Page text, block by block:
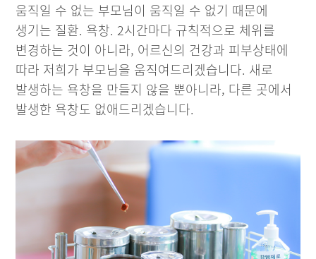
움직일 수 없는 부모님이 움직일 수 없기 때문에
생기는 질환. 욕창. 2시간마다 규칙적으로 체위를
변경하는 것이 아니라, 어르신의 건강과 피부상태에
따라 저희가 부모님을 움직여드리겠습니다. 새로
발생하는 욕창을 만들지 않을 뿐아니라, 다른 곳에서
발생한 욕창도 없애드리겠습니다.